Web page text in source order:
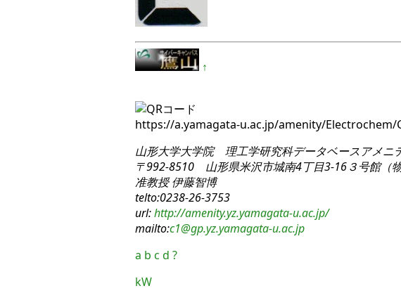
↑
https://a.yamagata-u.ac.jp/amenity/Electrochem/
山形大学大学院 理工学研究科データベースアメニ
〒992-8510 山形県米沢市城南4丁目3-16３号館（
准教授 伊藤智博
telto:0238-26-3753
url:http://amenity.yz.yamagata-u.ac.jp/
mailto:c1@gp.yz.yamagata-u.ac.jp
a b c d ?
kW